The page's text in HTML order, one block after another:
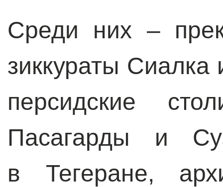
Среди них –
зиккураты
персидские
Пасагарды и
в Тегеране,